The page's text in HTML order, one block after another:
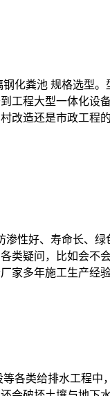
粪池 规格选型
工程大型一体化设
改造还是市政工程
性好、寿命长、
类疑问，比如会不
家多年施工生产经
各类给排水工程